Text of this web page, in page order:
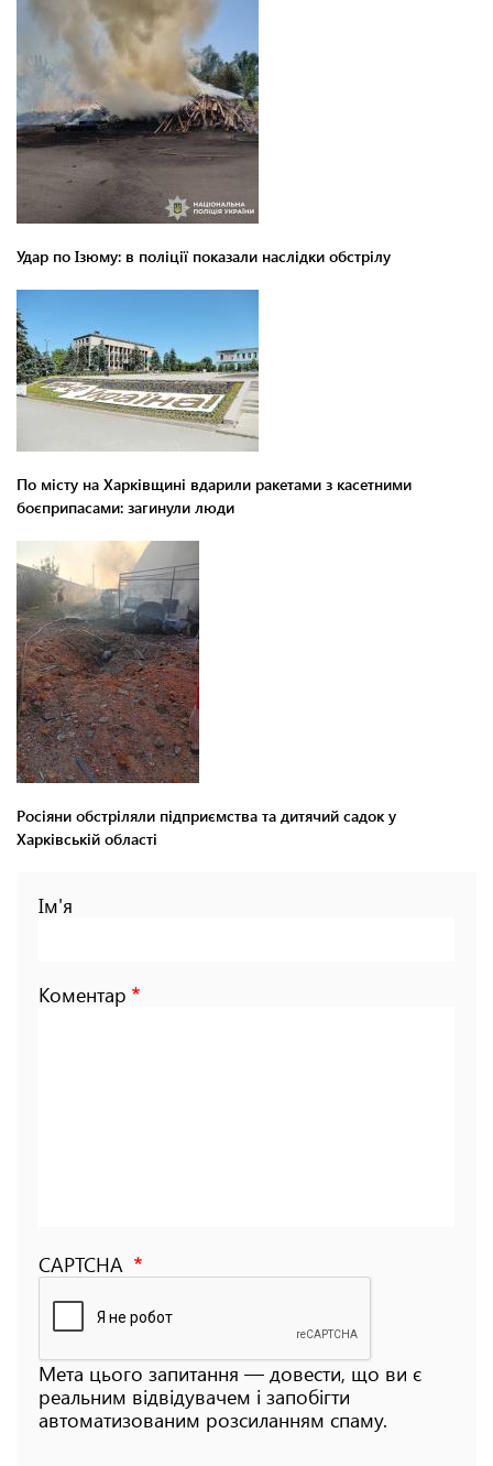
Удар по Ізюму: в поліції показали наслідки обстрілу
По місту на Харківщині вдарили ракетами з касетними
боєприпасами: загинули люди
Росіяни обстріляли підприємства та дитячий садок у
Харківській області
Ім'я
Коментар
CAPTCHA
Мета цього запитання — довести, що ви є
реальним відвідувачем і запобігти
автоматизованим розсиланням спаму.